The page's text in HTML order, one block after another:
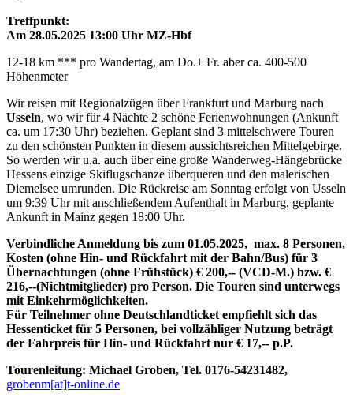
Treffpunkt:
Am 28.05.2025 13:00 Uhr MZ-Hbf
12-18 km *** pro Wandertag, am Do.+ Fr. aber ca. 400-500
Höhenmeter
Wir reisen mit Regionalzügen über Frankfurt und Marburg nach
Usseln, wo wir für 4 Nächte 2 schöne Ferienwohnungen (Ankunft
ca. um 17:30 Uhr) beziehen. Geplant sind 3 mittelschwere Touren
zu den schönsten Punkten in diesem aussichtsreichen Mittelgebirge.
So werden wir u.a. auch über eine große Wanderweg-Hängebrücke
Hessens einzige Skiflugschanze überqueren und den malerischen
Diemelsee umrunden. Die Rückreise am Sonntag erfolgt von Usseln
um 9:39 Uhr mit anschließendem Aufenthalt in Marburg, geplante
Ankunft in Mainz gegen 18:00 Uhr.
Verbindliche Anmeldung bis zum 01.05.2025, max. 8 Personen,
Kosten (ohne Hin- und Rückfahrt mit der Bahn/Bus) für 3
Übernachtungen (ohne Frühstück) € 200,-- (VCD-M.) bzw. €
216,--(Nichtmitglieder) pro Person. Die Touren sind unterwegs
mit Einkehrmöglichkeiten.
Für Teilnehmer ohne Deutschlandticket empfiehlt sich das
Hessenticket für 5 Personen, bei vollzähliger Nutzung beträgt
der Fahrpreis für Hin- und Rückfahrt nur € 17,-- p.P.
Tourenleitung: Michael Groben, Tel. 0176-54231482,
grobenm[at]t-online.de